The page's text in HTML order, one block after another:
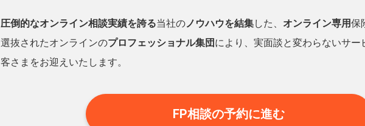
圧倒的なオンライン相談実績を誇る当社のノウハウを結集した、 オンライン専用保
選抜されたオンラインのプロフェッショナル集団 により、実面談と変わらないサー
客さまをお迎えいたします。
FP相談の予約に進む